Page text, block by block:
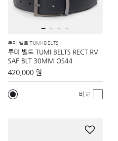
투미 벨트 TUMI BELTS
투미 벨트 TUMI BELTS RECT RV
SAF BLT 30MM OS44
420,000 원
비교